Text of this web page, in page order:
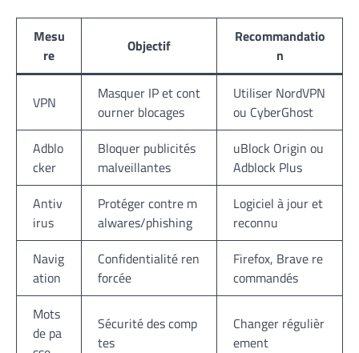
Mesu
re
Objectif
Recommandatio
n
VPN
Masquer IP et cont
ourner blocages
Utiliser NordVPN
ou CyberGhost
Adblo
cker
Bloquer publicités
malveillantes
uBlock Origin ou
Adblock Plus
Antiv
irus
Protéger contre m
alwares/phishing
Logiciel à jour et
reconnu
Navig
ation
Confidentialité ren
forcée
Firefox, Brave re
commandés
Mots
de pa
Sécurité des comp
tes
Changer régulièr
ement